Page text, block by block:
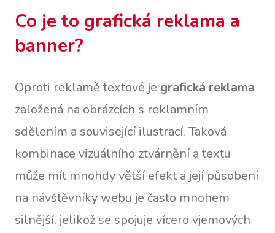
Co je to grafická reklama a
banner?
Oproti reklamě textové je grafická reklama
založená na obrázcích s reklamním
sdělením a související ilustrací. Taková
kombinace vizuálního ztvárnění a textu
může mít mnohdy větší efekt a její působení
na návštěvníky webu je často mnohem
silnější, jelikož se spojuje vícero vjemových